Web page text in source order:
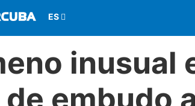
inusual
embudo